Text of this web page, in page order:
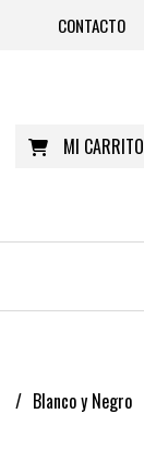
CONTACTO
MI CARRITO
Blanco y Negro